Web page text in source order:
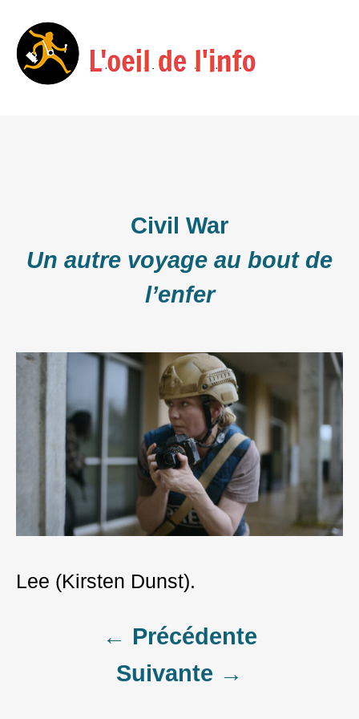
Skip
to
Civil War
Un autre voyage au bout de
l’enfer
Lee (Kirsten Dunst).
navigation
← Précédente
Suivante →